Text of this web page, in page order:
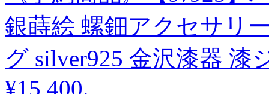
銀蒔絵 螺鈿アクセサリ
グ silver925 金沢漆器 漆
¥15,400.